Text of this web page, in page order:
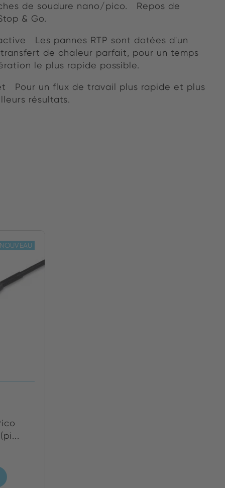
de soudure nano/pico. Repos de
& Go.
Les pannes RTP sont dotées d'un
de chaleur parfait, pour un temps
le plus rapide possible.
Pour un flux de travail plus rapide et plus
résultats.